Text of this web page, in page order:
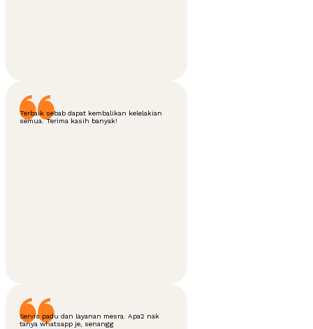
Terbaik sebab dapat kembalikan kelelakian
semua. Terima kasih banyak!
Servis padu dan layanan mesra. Apa2 nak
tanya whatsapp je, senangg